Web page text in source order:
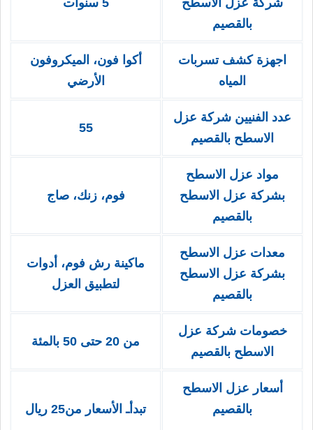
شركة عزل الاسطح
بالقصيم
5 سنوات
اجهزة كشف تسربات
المياه
أكوا فون، الميكروفون
الأرضي
عدد الفنيين شركة عزل
الاسطح بالقصيم
55
مواد عزل الاسطح
بشركة عزل الاسطح
بالقصيم
فوم، زنك، صاج
معدات عزل الاسطح
بشركة عزل الاسطح
بالقصيم
ماكينة رش فوم، أدوات
لتطبيق العزل
خصومات شركة عزل
الاسطح بالقصيم
من 20 حتى 50 بالمئة
أسعار عزل الاسطح
بالقصيم
تبدأـ الأسعار من25 ريال